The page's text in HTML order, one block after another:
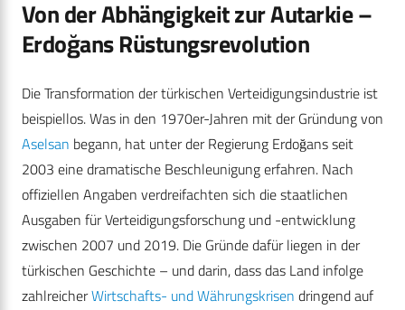
Von der Abhängigkeit zur Autarkie –
Erdoğans Rüstungsrevolution
Die Transformation der türkischen Verteidigungsindustrie ist
beispiellos. Was in den 1970er-Jahren mit der Gründung von
Aselsan begann, hat unter der Regierung Erdoğans seit
2003 eine dramatische Beschleunigung erfahren. Nach
offiziellen Angaben verdreifachten sich die staatlichen
Ausgaben für Verteidigungsforschung und -entwicklung
zwischen 2007 und 2019. Die Gründe dafür liegen in der
türkischen Geschichte – und darin, dass das Land infolge
zahlreicherWirtschafts- und Währungskrisen dringend auf